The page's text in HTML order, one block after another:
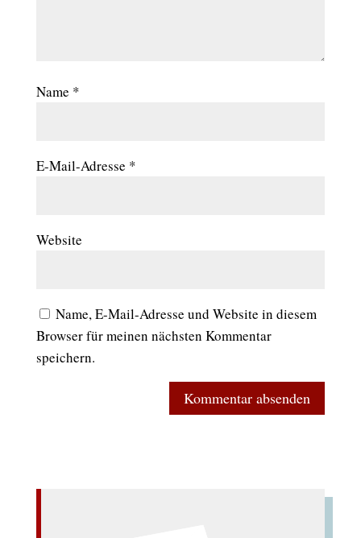
Name *
E-Mail-Adresse *
Website
Name, E-Mail-Adresse und Website in diesem
Browser für meinen nächsten Kommentar
speichern.